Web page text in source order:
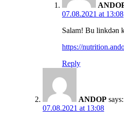
07.08.2021 at 13:08
Salam! Bu linkdən
https://
Reply
ANDOP says:
07.08.2021 at 13:08